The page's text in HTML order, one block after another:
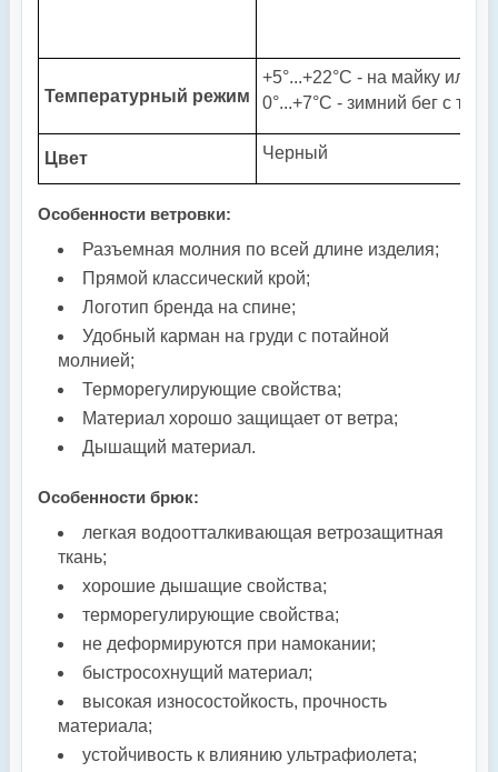
Температурный режим
+5°...+22°С - на майку или
0°...+7°С - зимний бег с
Цвет Черный
Особенности ветровки:
Разъемная молния по всей длине изделия;
Прямой классический крой;
Логотип бренда на спине;
Удобный карман на груди с потайной
молнией;
Терморегулирующие свойства;
Материал хорошо защищает от ветра;
Дышащий материал.
Особенности брюк:
легкая водоотталкивающая ветрозащитная
ткань;
хорошие дышащие свойства;
терморегулирующие свойства;
не деформируются при намокании;
быстросохнущий материал;
высокая износостойкость, прочность
материала;
устойчивость к влиянию ультрафиолета;